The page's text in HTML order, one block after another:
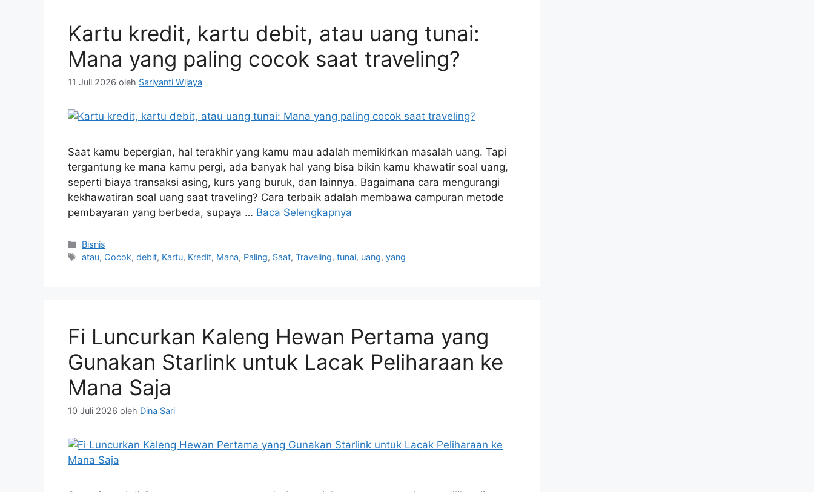
Kartu kredit, kartu debit, atau uang tunai:
Mana yang paling cocok saat traveling?
11 Juli 2026 oleh Sariyanti Wijaya
Saat kamu bepergian, hal terakhir yang kamu mau adalah memikirkan masalah uang. Tapi
tergantung ke mana kamu pergi, ada banyak hal yang bisa bikin kamu khawatir soal uang,
seperti biaya transaksi asing, kurs yang buruk, dan lainnya. Bagaimana cara mengurangi
kekhawatiran soal uang saat traveling? Cara terbaik adalah membawa campuran metode
pembayaran yang berbeda, supaya … Baca Selengkapnya
Kategori
Bisnis
Tag
atau, Cocok,debit, Kartu, Kredit, Mana, Paling, Saat,Traveling,tunai, uang,yang
Fi Luncurkan Kaleng Hewan Pertama yang
Gunakan Starlink untuk Lacak Peliharaan ke
Mana Saja
10 Juli 2026 oleh Dina Sari